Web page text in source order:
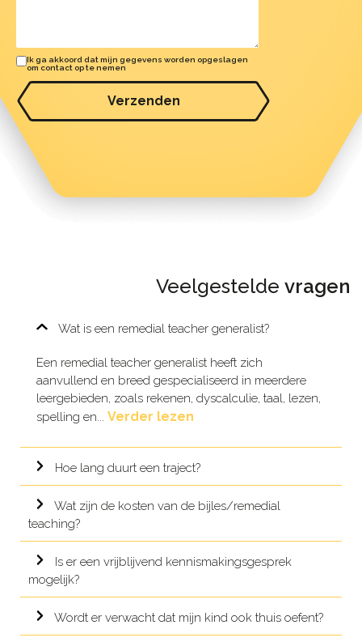
Ik ga akkoord dat mijn gegevens worden opgeslagen
om contact op te nemen
Verzenden
Veelgestelde vragen
Wat is een remedial teacher generalist?
Een remedial teacher generalist heeft zich
aanvullend en breed gespecialiseerd in meerdere
leergebieden, zoals rekenen, dyscalculie, taal, lezen,
spelling en... Verder lezen
Hoe lang duurt een traject?
Wat zijn de kosten van de bijles/remedial
teaching?
Is er een vrijblijvend kennismakingsgesprek
mogelijk?
Wordt er verwacht dat mijn kind ook thuis oefent?